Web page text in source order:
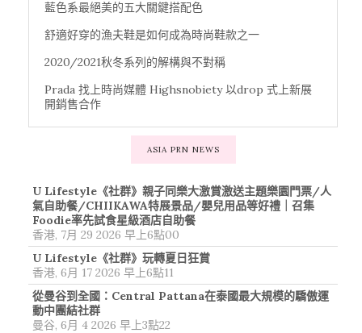
藍色系最絕美的五大關鍵搭配色
舒適好穿的漁夫鞋是如何成為時尚鞋款之一
2020/2021秋冬系列的解構與不對稱
Prada 找上時尚媒體 Highsnobiety 以drop 式上新展
開銷售合作
ASIA PRN NEWS
U Lifestyle《社群》親子同樂大激賞激送主題樂園門票/人
氣自助餐/CHIIKAWA特展景品/嬰兒用品等好禮｜召集
Foodie率先試食星級酒店自助餐
香港, 7月 29 2026 早上6點00
U Lifestyle《社群》玩轉夏日狂賞
香港, 6月 17 2026 早上6點11
從曼谷到全國：Central Pattana在泰國最大規模的驕傲運
動中團結社群
曼谷, 6月 4 2026 早上3點22